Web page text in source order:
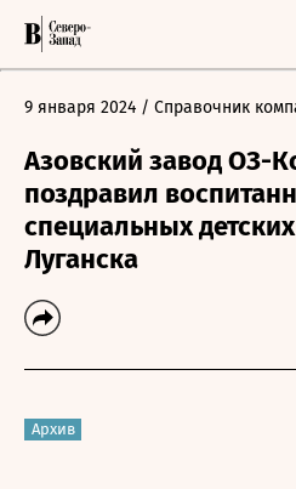
9 января 2024 / Справочник
Азовский завод ОЗ-
поздравил
специальных
Луганска
Архив